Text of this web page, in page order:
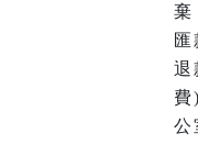
棄
退
費
公